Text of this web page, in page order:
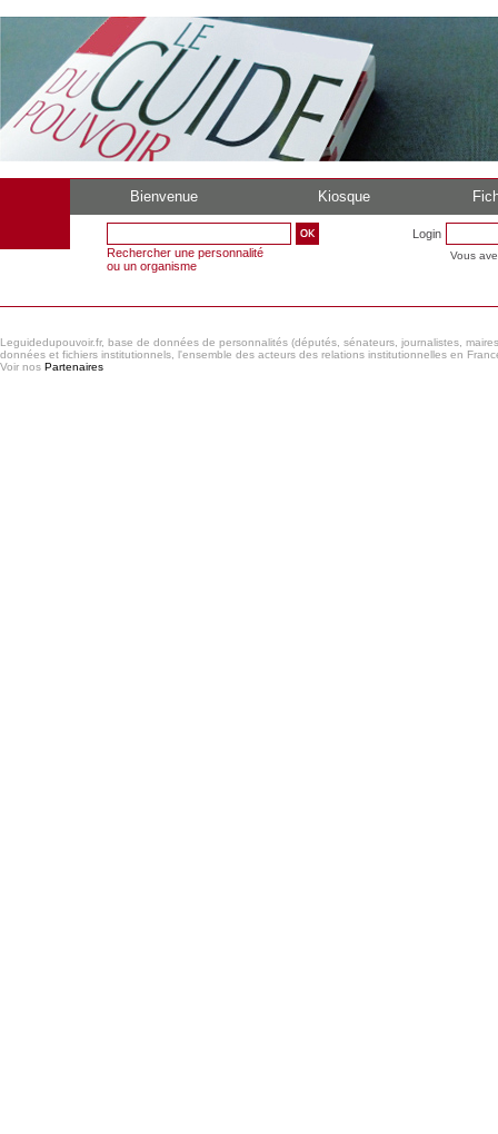
Bienvenue Kiosque
Rechercher une personnalité
ou un organisme
Login
Vous
Leguidedupouvoir.fr, base de données de personnalités (députés, sénateurs, journalistes,
données et fichiers institutionnels, l'ensemble des acteurs des relations institutionnelles en
Voir nos Partenaires